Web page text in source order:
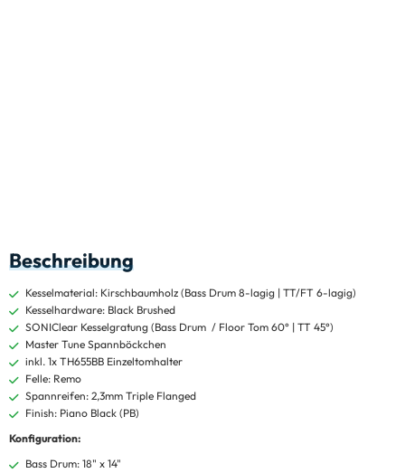
Beschreibung
Kesselmaterial: Kirschbaumholz (Bass Drum 8-lagig | TT/FT 6-lagig)
Kesselhardware: Black Brushed
SONIClear Kesselgratung (Bass Drum / Floor Tom 60° | TT 45°)
Master Tune Spannböckchen
inkl. 1x TH655BB Einzeltomhalter
Felle: Remo
Spannreifen: 2,3mm Triple Flanged
Finish: Piano Black (PB)
Konfiguration:
Bass Drum: 18" x 14"